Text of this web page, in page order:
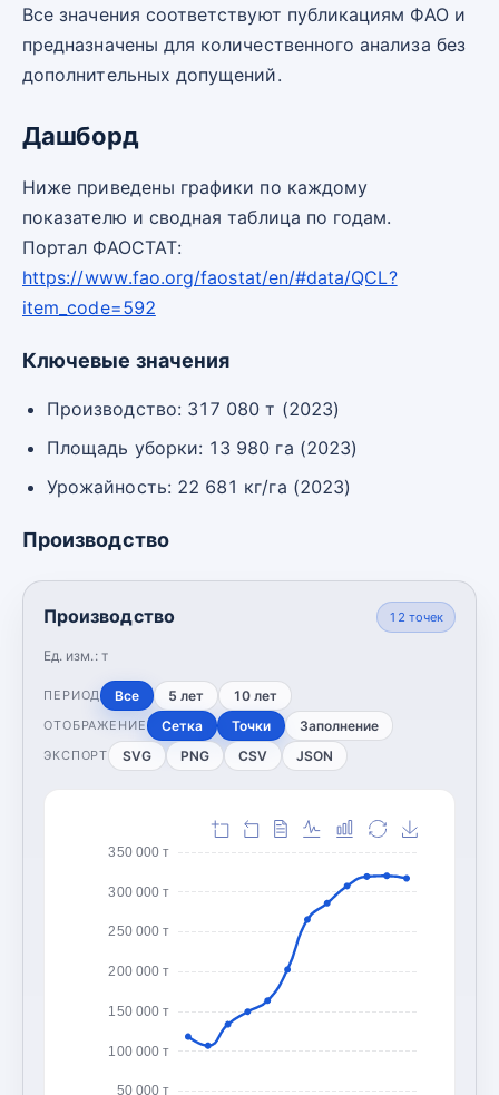
Все значения соответствуют публикациям ФАО и
предназначены для количественного анализа без
дополнительных допущений.
Дашборд
Ниже приведены графики по каждому
показателю и сводная таблица по годам.
Портал ФАОСТАТ:
https://www.fao.org/faostat/en/#data/QCL?
item_code=592
Ключевые значения
Производство: 317 080 т (2023)
Площадь уборки: 13 980 га (2023)
Урожайность: 22 681 кг/га (2023)
Производство
Производство
Ед. изм.: т
12 точек
ПЕРИОД Все 5 лет 10 лет
ОТОБРАЖЕНИЕ Сетка Точки Заполнение
ЭКСПОРТ SVG PNG CSV JSON
50 000 т
100 000 т
150 000 т
200 000 т
250 000 т
300 000 т
350 000 т